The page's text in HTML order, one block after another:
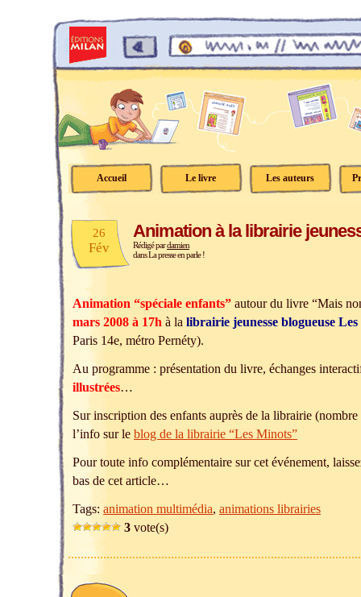
Accueil Le livre Les auteurs
26
Fév
Animation à la librairie
Rédigé pardamien
dansLa presse en parle !
Animation “spéciale enfants” autour du livre “Mais
mars 2008 à 17h à la librairie jeunesse blogueuse
Paris 14e, métro Pernéty).
Au programme : présentation du livre, échanges
illustrées…
Sur inscription des enfants auprès de la librairie
l’info sur le blog de la librairie “Les Minots”
Pour toute info complémentaire sur cet événement,
bas de cet article…
Tags: animation multimédia, animations librairies
3 vote(s)